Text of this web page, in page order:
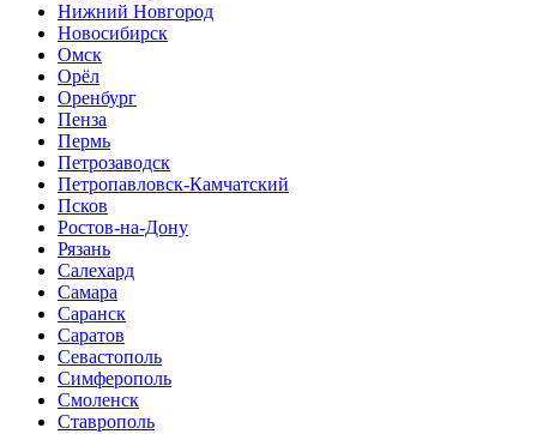
Нижний Новгород
Новосибирск
Омск
Орёл
Оренбург
Пенза
Пермь
Петрозаводск
Петропавловск-Камчатский
Псков
Ростов-на-Дону
Рязань
Салехард
Самара
Саранск
Саратов
Севастополь
Симферополь
Смоленск
Ставрополь